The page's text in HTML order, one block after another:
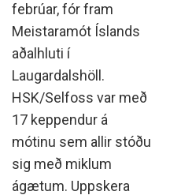
febrúar, fór fram
Meistaramót Íslands
aðalhluti í
Laugardalshöll.
HSK/Selfoss var með
17 keppendur á
mótinu sem allir stóðu
sig með miklum
ágætum. Uppskera